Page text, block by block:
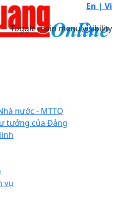
En | Vi
Toggle main menu visibility
nước - MTTQ
tưởng của Đảng
vụ